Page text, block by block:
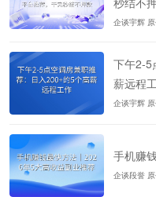
企谈宇辉
下午2-5
薪远程
企谈宇辉
手机赚
企谈段誉